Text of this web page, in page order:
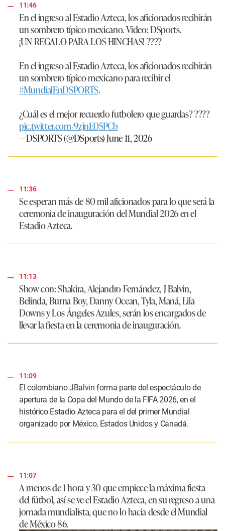
11:46
En el ingreso al Estadio Azteca, los aficionados recibirán
un sombrero típico mexicano. Video: DSports.
¡UN REGALO PARA LOS HINCHAS! ????
En el ingreso al Estadio Azteca, los aficionados recibirán
un sombrero típico mexicano para recibir el
#MundialEnDSPORTS.
¿Cuál es el mejor recuerdo futbolero que guardas? ????
pic.twitter.com/9zjnE05PCb
— DSPORTS (@DSports)June 11, 2026
11:36
Se esperan más de 80 mil aficionados para lo que será la
ceremonia de inauguración del Mundial 2026 en el
Estadio Azteca.
11:13
Show con: Shakira, Alejandro Fernández, J Balvin,
Belinda, Burna Boy, Danny Ocean, Tyla, Maná, Lila
Downs y Los Ángeles Azules, serán los encargados de
llevar la fiesta en la ceremonia de inauguración.
11:09
El colombiano JBalvin forma parte del espectáculo de
apertura de la Copa del Mundo de la FIFA 2026, en el
histórico Estadio Azteca para el del primer Mundial
organizado por México, Estados Unidos y Canadá.
11:07
A menos de 1 hora y 30 que empiece la máxima fiesta
del fútbol, así se ve el Estadio Azteca, en su regreso a una
jornada mundialista, que no lo hacia desde el Mundial
de México 86.